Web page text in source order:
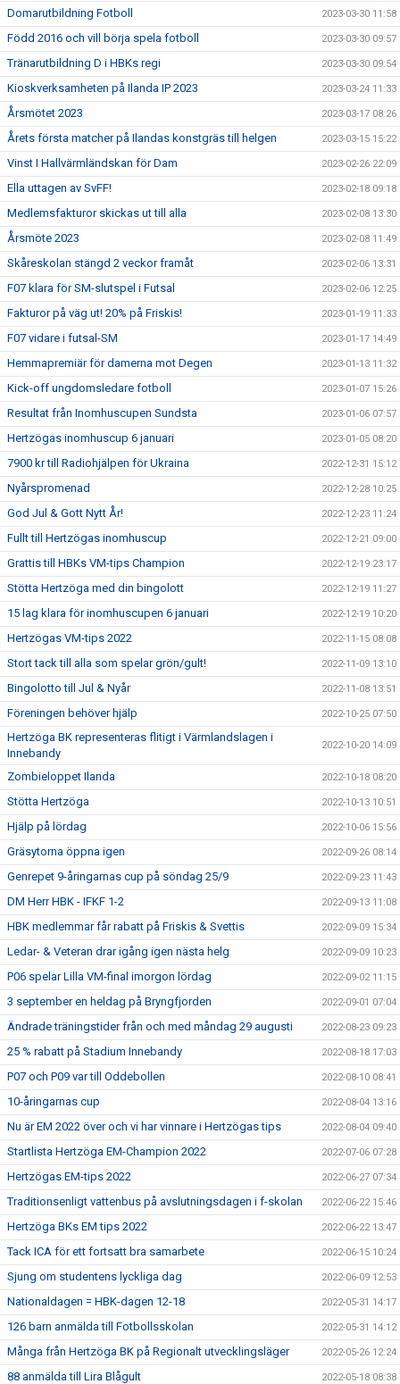
Domarutbildning Fotboll 2023-03-30 11:58
Född 2016 och vill börja spela fotboll 2023-03-30 09:57
Tränarutbildning D i HBKs regi 2023-03-30 09:54
Kioskverksamheten på Ilanda IP 2023 2023-03-24 11:33
Årsmötet 2023 2023-03-17 08:26
Årets första matcher på Ilandas konstgräs till helgen 2023-03-15 15:22
Vinst I Hallvärmländskan för Dam 2023-02-26 22:09
Ella uttagen av SvFF! 2023-02-18 09:18
Medlemsfakturor skickas ut till alla 2023-02-08 13:30
Årsmöte 2023 2023-02-08 11:49
Skåreskolan stängd 2 veckor framåt 2023-02-06 13:31
F07 klara för SM-slutspel i Futsal 2023-02-06 12:25
Fakturor på väg ut! 20% på Friskis! 2023-01-19 11:33
F07 vidare i futsal-SM 2023-01-17 14:49
Hemmapremiär för damerna mot Degen 2023-01-13 11:32
Kick-off ungdomsledare fotboll 2023-01-07 15:26
Resultat från Inomhuscupen Sundsta 2023-01-06 07:57
Hertzögas inomhuscup 6 januari 2023-01-05 08:20
7900 kr till Radiohjälpen för Ukraina 2022-12-31 15:12
Nyårspromenad 2022-12-28 10:25
God Jul & Gott Nytt År! 2022-12-23 11:24
Fullt till Hertzögas inomhuscup 2022-12-21 09:00
Grattis till HBKs VM-tips Champion 2022-12-19 23:17
Stötta Hertzöga med din bingolott 2022-12-19 11:27
15 lag klara för inomhuscupen 6 januari 2022-12-19 10:20
Hertzögas VM-tips 2022 2022-11-15 08:08
Stort tack till alla som spelar grön/gult! 2022-11-09 13:10
Bingolotto till Jul & Nyår 2022-11-08 13:51
Föreningen behöver hjälp 2022-10-25 07:50
Hertzöga BK representeras flitigt i Värmlandslagen i
Innebandy
2022-10-20 14:09
Zombieloppet Ilanda 2022-10-18 08:20
Stötta Hertzöga 2022-10-13 10:51
Hjälp på lördag 2022-10-06 15:56
Gräsytorna öppna igen 2022-09-26 08:14
Genrepet 9-åringarnas cup på söndag 25/9 2022-09-23 11:43
DM Herr HBK - IFKF 1-2 2022-09-13 11:08
HBK medlemmar får rabatt på Friskis & Svettis 2022-09-09 15:34
Ledar- & Veteran drar igång igen nästa helg 2022-09-09 10:23
P06 spelar Lilla VM-final imorgon lördag 2022-09-02 11:15
3 september en heldag på Bryngfjorden 2022-09-01 07:04
Ändrade träningstider från och med måndag 29 augusti 2022-08-23 09:23
25 % rabatt på Stadium Innebandy 2022-08-18 17:03
P07 och P09 var till Oddebollen 2022-08-10 08:41
10-åringarnas cup 2022-08-04 13:16
Nu är EM 2022 över och vi har vinnare i Hertzögas tips 2022-08-04 09:40
Startlista Hertzöga EM-Champion 2022 2022-07-06 07:28
Hertzögas EM-tips 2022 2022-06-27 07:34
Traditionsenligt vattenbus på avslutningsdagen i f-skolan 2022-06-22 15:46
Hertzöga BKs EM tips 2022 2022-06-22 13:47
Tack ICA för ett fortsatt bra samarbete 2022-06-15 10:24
Sjung om studentens lyckliga dag 2022-06-09 12:53
Nationaldagen = HBK-dagen 12-18 2022-05-31 14:17
126 barn anmälda till Fotbollsskolan 2022-05-31 14:12
Många från Hertzöga BK på Regionalt utvecklingsläger 2022-05-26 12:24
88 anmälda till Lira Blågult 2022-05-18 08:38